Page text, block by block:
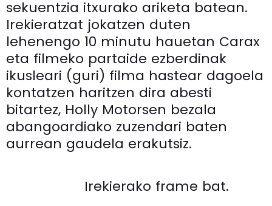
sekuentzia itxurako ariketa batean.
Irekieratzat jokatzen duten
lehenengo 10 minutu hauetan Carax
eta filmeko partaide ezberdinak
ikusleari (guri) filma hastear dagoela
kontatzen haritzen dira abesti
bitartez, Holly Motorsen bezala
abangoardiako zuzendari baten
aurrean gaudela erakutsiz.
Irekierako frame bat.